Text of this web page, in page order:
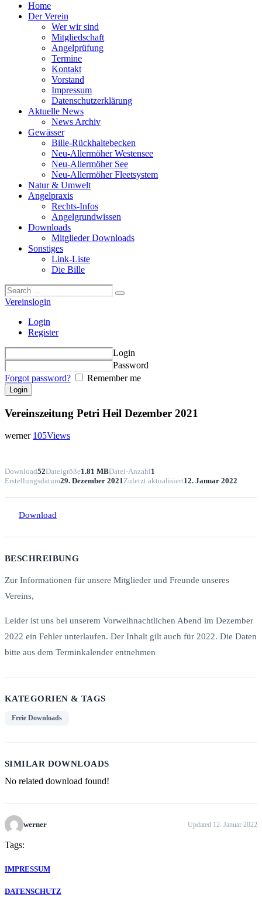
Home
Der Verein
Wer wir sind
Mitgliedschaft
Angelprüfung
Termine
Kontakt
Vorstand
Impressum
Datenschutzerklärung
Aktuelle News
News Archiv
Gewässer
Bille-Rückhaltebecken
Neu-Allermöher Westensee
Neu-Allermöher See
Neu-Allermöher Fleetsystem
Natur & Umwelt
Angelpraxis
Rechts-Infos
Angelgrundwissen
Downloads
Mitglieder Downloads
Sonstiges
Link-Liste
Die Bille
Vereinslogin
Login
Register
Login
Password
Forgot password?
Remember me
Vereinszeitung Petri Heil Dezember 2021
werner 105Views
Download52Dateigröße1.81 MBDatei-Anzahl1
Erstellungsdatum29. Dezember 2021Zuletzt aktualisiert12. Januar 2022
Download
BESCHREIBUNG
Zur Informationen für unsere Mitglieder und Freunde unseres
Vereins,
Leider ist uns bei unserem Vorweihnachtlichen Abend im Dezember
2022 ein Fehler unterlaufen. Der Inhalt gilt auch für 2022. Die Daten
bitte aus dem Terminkalender entnehmen
KATEGORIEN & TAGS
Freie Downloads
SIMILAR DOWNLOADS
No related download found!
werner Updated 12. Januar 2022
Tags:
IMPRESSUM
DATENSCHUTZ